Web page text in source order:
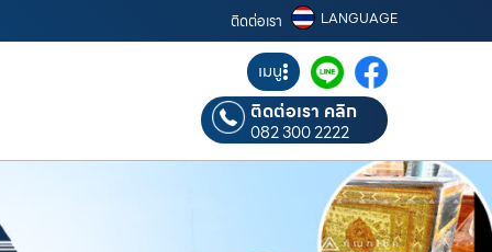
ติดต่อเรา LANGUAGE
เมนู
ติดต่อเรา คลิก
082 300 2222